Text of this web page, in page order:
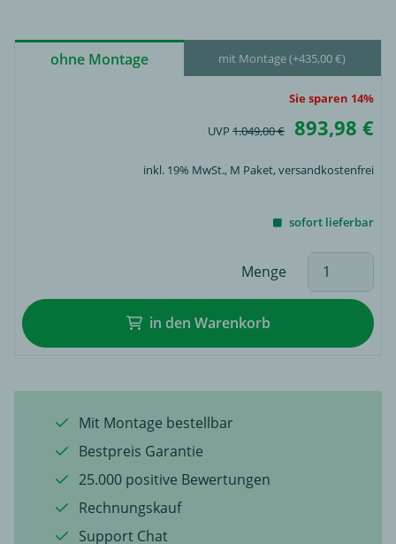
ohne Montage mit Montage (+435,00 €)
Sie sparen 14%
UVP 1.049,00 € 893,98 €
inkl. 19% MwSt., M Paket, versandkostenfrei
sofort lieferbar
Menge
in den Warenkorb
Mit Montage bestellbar
Bestpreis Garantie
25.000 positive Bewertungen
Rechnungskauf
Support Chat